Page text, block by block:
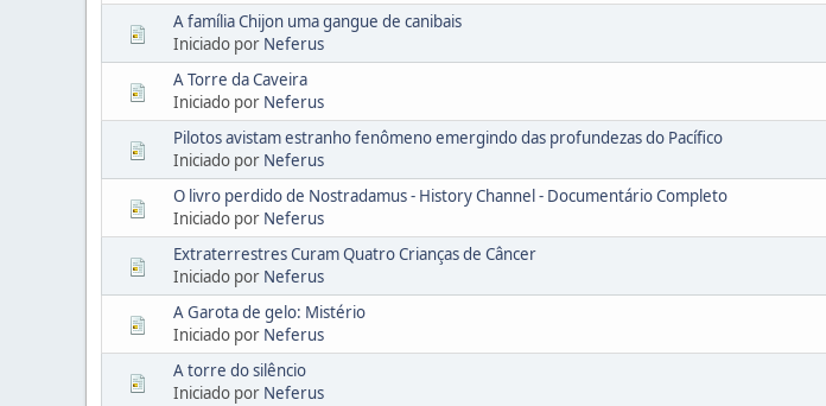
A família Chijon uma gangue de canibais
Iniciado por Neferus
A Torre da Caveira
Iniciado por Neferus
Pilotos avistam estranho fenômeno emergindo das profundezas do Pacífico
Iniciado por Neferus
O livro perdido de Nostradamus - History Channel - Documentário Completo
Iniciado por Neferus
Extraterrestres Curam Quatro Crianças de Câncer
Iniciado por Neferus
A Garota de gelo: Mistério
Iniciado por Neferus
A torre do silêncio
Iniciado por Neferus